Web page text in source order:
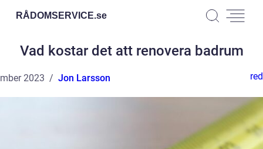
RÅDOMSERVICE.se
Vad kostar det att renovera badrum
2023 Jon Larsson